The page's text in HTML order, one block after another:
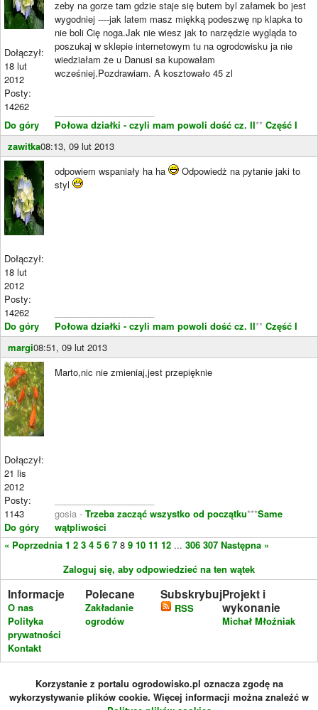
Dołączył:
18 lut
2012
Posty:
14262
Do góry
zeby na gorze tam gdzie staje się butem byl załamek bo jest
wygodniej ----jak latem masz miękką podeszwę np klapka to
nie boli Cię noga.Jak nie wiesz jak to narzędzie wygląda to
poszukaj w sklepie internetowym tu na ogrodowisku ja nie
wiedziałam że u Danusi sa kupowałam
wcześniej.Pozdrawiam. A kosztowało 45 zl
Połowa działki - czyli mam powoli dość cz. II** Część I
zawitka08:13, 09 lut 2013
Dołączył:
18 lut
2012
Posty:
14262
Do góry
odpowiem wspaniały ha ha
Odpowiedż na pytanie jaki to
styl
Połowa działki - czyli mam powoli dość cz. II** Część I
margi08:51, 09 lut 2013
Dołączył:
21 lis
2012
Posty:
1143
Do góry
Marto,nic nie zmieniaj,jest przepięknie
gosia - Trzeba zacząć wszystko od początku***Same
wątpliwości
« Poprzednia 1 2 3 4 5 6 7 8 9 10 11 12 ... 306 307 Następna »
Zaloguj się, aby odpowiedzieć na ten wątek
Informacje
O nas
Polityka
prywatności
Kontakt
Polecane
Zakładanie
ogrodów
Subskrybuj
RSS
Projekt i
wykonanie
Michał Młoźniak
Korzystanie z portalu ogrodowisko.pl oznacza zgodę na
wykorzystywanie plików cookie. Więcej informacji można znaleźć w